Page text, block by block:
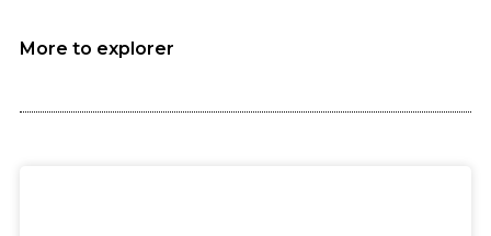
More to explorer